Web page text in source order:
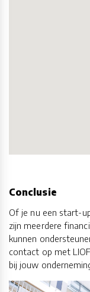
Conclusie
Of je nu een start-
zijn meerdere
kunnen
contact op met
bij jouw